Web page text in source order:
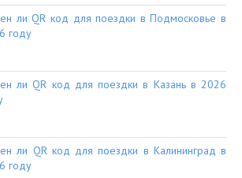
ли QR код для поездки в Подмосковье в
году
ли QR код для поездки в Казань в 2026
ли QR код для поездки в Калининград в
году